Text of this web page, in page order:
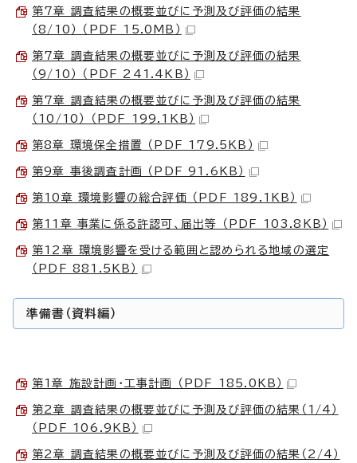
第7章 調査結果の概要並びに予測及び評価の結果
（8/10） （PDF 15.0MB）
第7章 調査結果の概要並びに予測及び評価の結果
（9/10） （PDF 241.4KB）
第7章 調査結果の概要並びに予測及び評価の結果
（10/10） （PDF 199.1KB）
第8章 環境保全措置 （PDF 179.5KB）
第9章 事後調査計画 （PDF 91.6KB）
第10章 環境影響の総合評価 （PDF 189.1KB）
第11章 事業に係る許認可、届出等 （PDF 103.8KB）
第12章 環境影響を受ける範囲と認められる地域の選定
（PDF 881.5KB）
準備書（資料編）
第1章 施設計画・工事計画 （PDF 185.0KB）
第2章 調査結果の概要並びに予測及び評価の結果（1/4）
（PDF 106.9KB）
第2章 調査結果の概要並びに予測及び評価の結果（2/4）